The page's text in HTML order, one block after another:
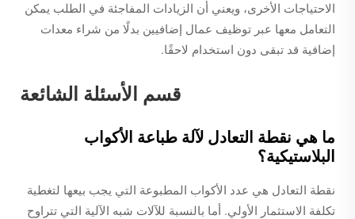
الاحتياجات الأخرى، ويعني أن الزيادات المفاجئة في الطلب يمكن
التعامل معها عبر توظيف عمال إضافيين بدلًا من شراء معدات
إضافية قد تبقى دون استخدام لاحقًا.
قسم الأسئلة الشائعة
ما هي نقطة التعادل لآلة طباعة الأكواب
البلاستيكية؟
نقطة التعادل هي عدد الأكواب المطبوعة التي يجب بيعها لتغطية
تكلفة الاستثمار الأولي. أما بالنسبة للآلات شبه الآلية التي تتراوح